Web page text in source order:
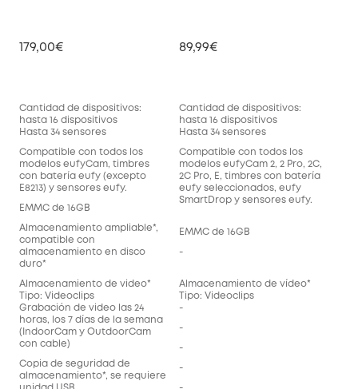
179,00€
Cantidad de dispositivos:
hasta 16 dispositivos
Hasta 34 sensores
Compatible con todos los
modelos eufyCam, timbres
con batería eufy (excepto
E8213) y sensores eufy.
EMMC de 16GB
Almacenamiento ampliable*,
compatible con
almacenamiento en disco
duro*
Almacenamiento de video*
Tipo: Videoclips
Grabación de video las 24
horas, los 7 días de la semana
(IndoorCam y OutdoorCam
con cable)
Copia de seguridad de
almacenamiento*, se requiere
89,99€
Cantidad de dispositivos:
hasta 16 dispositivos
Hasta 34 sensores
Compatible con todos los
modelos eufyCam 2, 2 Pro, 2C,
2C Pro, E, timbres con batería
eufy seleccionados, eufy
SmartDrop y sensores eufy.
EMMC de 16GB
-
Almacenamiento de vídeo*
Tipo: Videoclips
-
-
-
-